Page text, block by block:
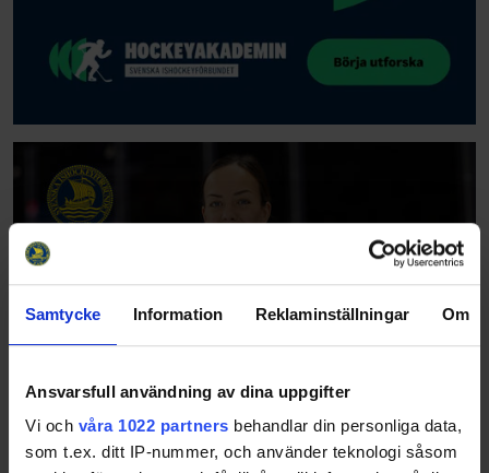
Samtycke Information Reklaminställningar Om
Ansvarsfull användning av dina uppgifter
Vi och våra 1022 partners behandlar din personliga data,
som t.ex. ditt IP-nummer, och använder teknologi såsom